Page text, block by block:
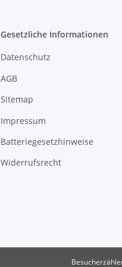
Gesetzliche Informationen
Datenschutz
AGB
Sitemap
Impressum
Batteriegesetzhinweise
Widerrufsrecht